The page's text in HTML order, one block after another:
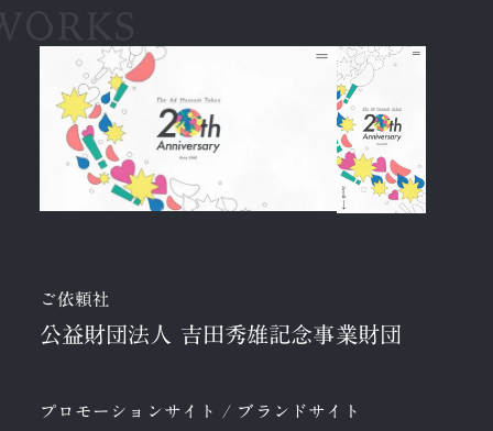
ご依頼社
公益財団法人 吉田秀雄記念事業財団
プロモーションサイト / ブランドサイト